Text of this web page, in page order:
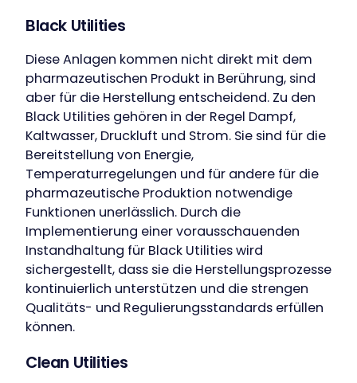
Black Utilities
Diese Anlagen kommen nicht direkt mit dem
pharmazeutischen Produkt in Berührung, sind
aber für die Herstellung entscheidend. Zu den
Black Utilities gehören in der Regel Dampf,
Kaltwasser, Druckluft und Strom. Sie sind für die
Bereitstellung von Energie,
Temperaturregelungen und für andere für die
pharmazeutische Produktion notwendige
Funktionen unerlässlich. Durch die
Implementierung einer vorausschauenden
Instandhaltung für Black Utilities wird
sichergestellt, dass sie die Herstellungsprozesse
kontinuierlich unterstützen und die strengen
Qualitäts- und Regulierungsstandards erfüllen
können.
Clean Utilities